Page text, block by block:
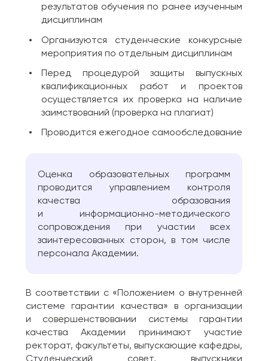
результатов обучения по ранее изученным
дисциплинам
Организуются студенческие конкурсные
мероприятия по отдельным дисциплинам
Перед процедурой защиты выпускных
квалификационных работ и проектов
осуществляется их проверка на наличие
заимствований (проверка на плагиат)
Проводится ежегодное самообследование
Оценка образовательных программ
проводится управлением контроля
качества образования
и информационно-методического
сопровождения при участии всех
заинтересованных сторон, в том числе
персонала Академии.
В соответствии с «Положением о внутренней
системе гарантии качества» в организации
и совершенствовании системы гарантии
качества Академии принимают участие
ректорат, факультеты, выпускающие кафедры,
Студенческий совет, выпускники